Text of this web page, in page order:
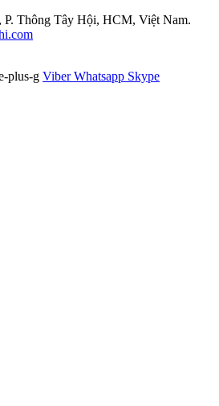
P. Thông Tây Hội, HCM, Việt Nam.
plus-g Viber Whatsapp Skype